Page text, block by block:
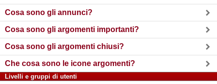
Cosa sono gli annunci?
Cosa sono gli argomenti importanti?
Cosa sono gli argomenti chiusi?
Che cosa sono le icone argomenti?
Livelli e gruppi di utenti